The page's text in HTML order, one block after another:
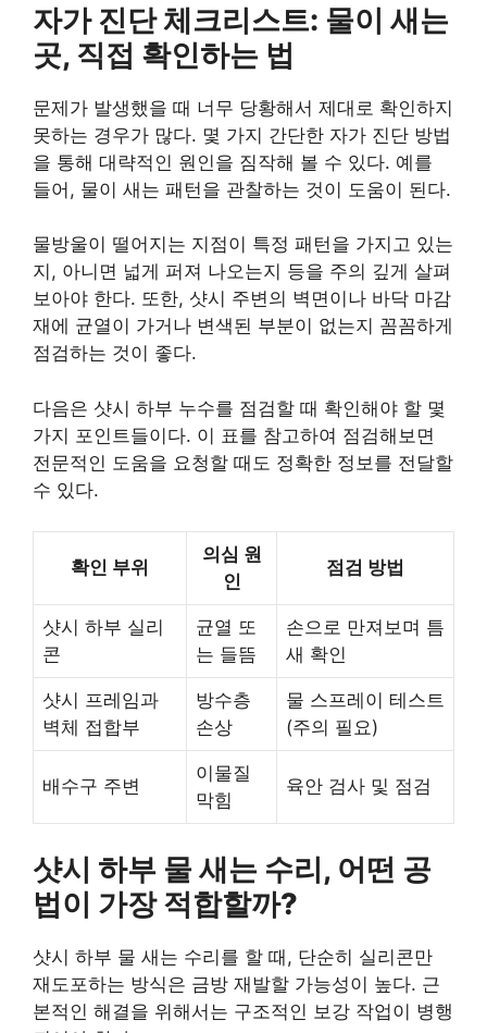
자가 진단 체크리스트: 물이 새는
곳, 직접 확인하는 법
문제가 발생했을 때 너무 당황해서 제대로 확인하지
못하는 경우가 많다. 몇 가지 간단한 자가 진단 방법
을 통해 대략적인 원인을 짐작해 볼 수 있다. 예를
들어, 물이 새는 패턴을 관찰하는 것이 도움이 된다.
물방울이 떨어지는 지점이 특정 패턴을 가지고 있는
지, 아니면 넓게 퍼져 나오는지 등을 주의 깊게 살펴
보아야 한다. 또한, 샷시 주변의 벽면이나 바닥 마감
재에 균열이 가거나 변색된 부분이 없는지 꼼꼼하게
점검하는 것이 좋다.
다음은 샷시 하부 누수를 점검할 때 확인해야 할 몇
가지 포인트들이다. 이 표를 참고하여 점검해보면
전문적인 도움을 요청할 때도 정확한 정보를 전달할
수 있다.
확인 부위
의심 원
인
점검 방법
샷시 하부 실리
콘
균열 또
는 들뜸
손으로 만져보며 틈
새 확인
샷시 프레임과
벽체 접합부
방수층
손상
물 스프레이 테스트
(주의 필요)
배수구 주변
이물질
막힘
육안 검사 및 점검
샷시 하부 물 새는 수리, 어떤 공
법이 가장 적합할까?
샷시 하부 물 새는 수리를 할 때, 단순히 실리콘만
재도포하는 방식은 금방 재발할 가능성이 높다. 근
본적인 해결을 위해서는 구조적인 보강 작업이 병행